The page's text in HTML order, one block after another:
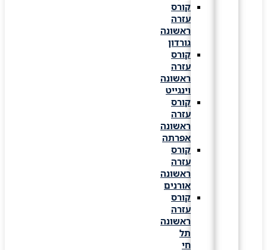
קורס
עזרה
ראשונה
גורדון
קורס
עזרה
ראשונה
וינגייט
קורס
עזרה
ראשונה
אפרתה
קורס
עזרה
ראשונה
אורנים
קורס
עזרה
ראשונה